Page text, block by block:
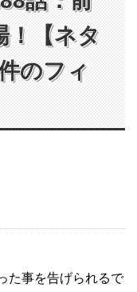
！【ネタ
のフィ
た事を告げられるで